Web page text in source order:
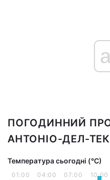
ПОГОДИННИЙ
АНТОНІО-ДЕЛ-
Температура сьогодні (°С)
01:00 04:00 07:00 10:00